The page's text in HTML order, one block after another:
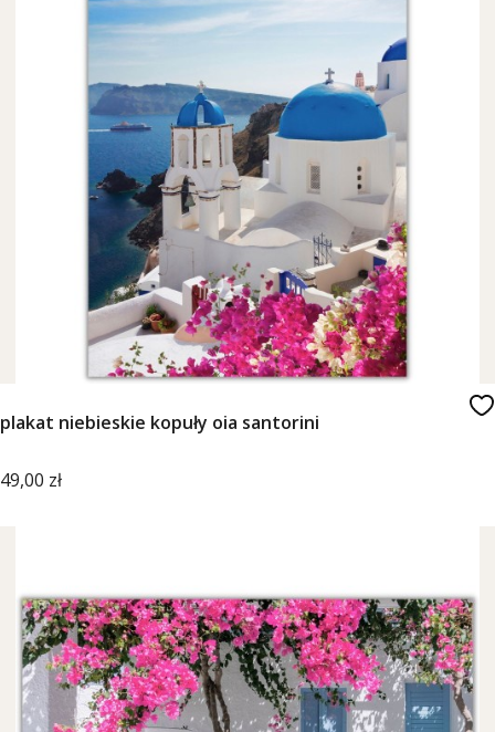
plakat niebieskie kopuły oia santorini
Cena
49,00 zł